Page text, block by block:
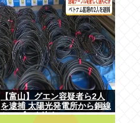
【富山】グエン容疑者ら2人
を逮捕 太陽光発電所から銅線
ケーブルを盗む